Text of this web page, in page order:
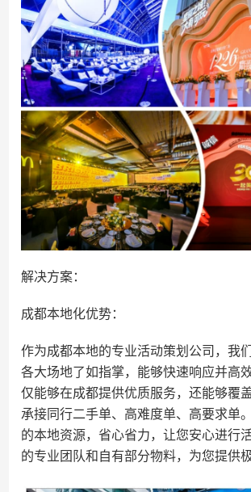
解决方案：
成都本地化优势：
作为成都本地的专业活动策划公司，我
各大场地了如指掌，能够快速响应并高
仅能够在成都提供优质服务，还能够覆
承接同行二手单、高难度单、高要求单
的本地资源，省心省力，让您安心进行
的专业团队和自有部分物料，为您提供